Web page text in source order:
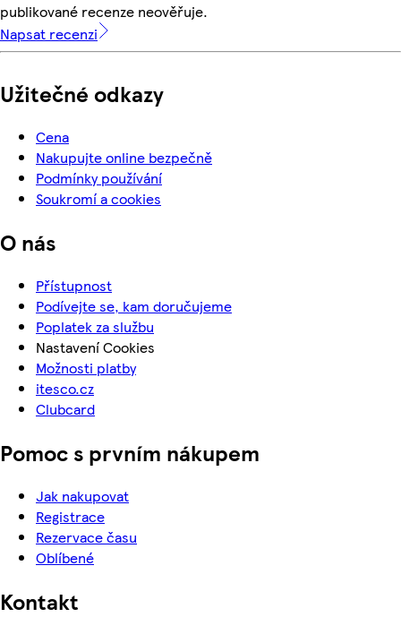
publikované recenze neověřuje.
Napsat recenzi
Užitečné odkazy
Cena
Nakupujte online bezpečně
Podmínky používání
Soukromí a cookies
O nás
Přístupnost
Podívejte se, kam doručujeme
Poplatek za službu
Nastavení Cookies
Možnosti platby
itesco.cz
Clubcard
Pomoc s prvním nákupem
Jak nakupovat
Registrace
Rezervace času
Oblíbené
Kontakt